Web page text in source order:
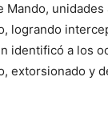
unidades
logrando
identificó a los
extorsionado y